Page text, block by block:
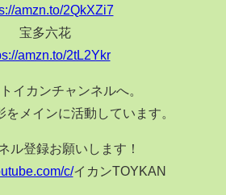
amzn.to/2QkXZi7
宝多六花
amzn.to/2tL2Ykr
イカンチャンネルへ。
をメインに活動しています。
ル登録お願いします！
c/イカンTOYKAN